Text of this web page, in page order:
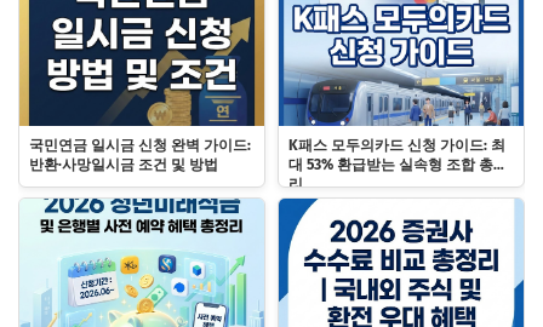
국민연금 일시금 신청 완벽 가이드:
반환·사망일시금 조건 및 방법
K패스 모두의카드 신청 가이드: 최
대 53% 환급받는 실속형 조합 총정
리